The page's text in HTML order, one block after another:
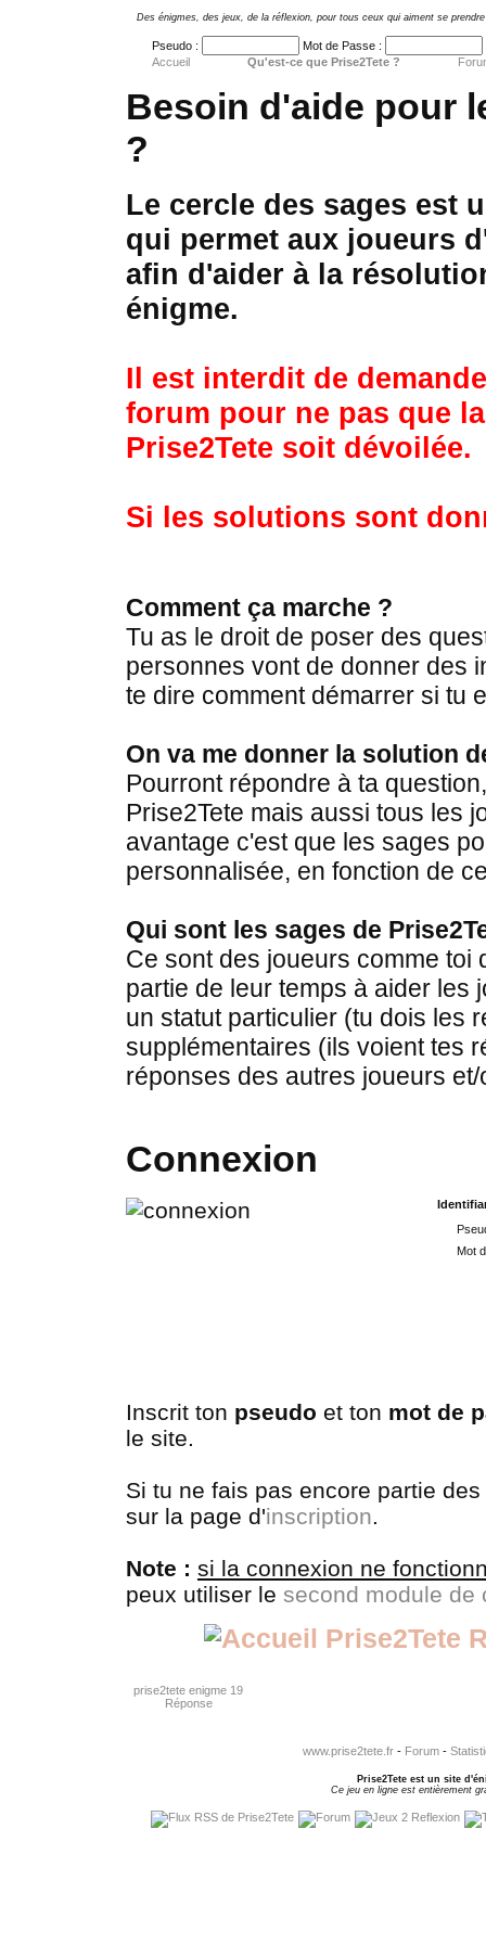
Des énigmes, des jeux, de la réflexion, pour tous ceux qui aiment se
Pseudo :
Mot de Passe :
Accueil
Qu'est-ce que Prise2Tete ?
Besoin d'aide pour
?
Le cercle des sages est
qui permet aux joueurs
afin d'aider à la
énigme.
Il est interdit de
forum pour ne pas que
Prise2Tete soit dévoilée.
Si les solutions sont
Comment ça marche ?
Tu as le droit de poser des
personnes vont de donner des
te dire comment démarrer si tu
On va me donner la solution
Pourront répondre à ta
Prise2Tete mais aussi tous les
avantage c'est que les sages
personnalisée, en fonction de
Qui sont les sages de
Ce sont des joueurs comme toi
partie de leur temps à aider les
un statut particulier (tu dois les
supplémentaires (ils voient tes
réponses des autres joueurs
Connexion
Mot
Inscrit ton pseudo et ton mot de
le site.
Si tu ne fais pas encore partie
sur la page d'inscription.
Note : si la connexion ne
peux utiliser le second module de
prise2tete enigme 19
Réponse
www.prise2tete.fr- Forum-
Prise2Tete est un site
Ce jeu en ligne est entièrement